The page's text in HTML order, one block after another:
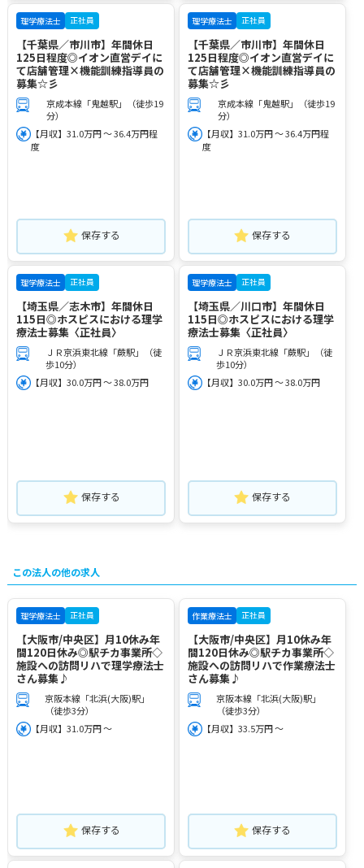
理学療法士 正社員
【千葉県／市川市】年間休日
125日程度◎イオン直営デイに
て店舗管理×機能訓練指導員の
募集☆彡
京成本線「鬼越駅」（徒歩19
分）
【月収】31.0万円 ～ 36.4万円程
度
保存する
理学療法士 正社員
【千葉県／市川市】年間休日
125日程度◎イオン直営デイに
て店舗管理×機能訓練指導員の
募集☆彡
京成本線「鬼越駅」（徒歩19
分）
【月収】31.0万円 ～ 36.4万円程
度
保存する
理学療法士 正社員
【埼玉県／志木市】年間休日
115日◎ホスピスにおける理学
療法士募集〈正社員〉
ＪＲ京浜東北線「蕨駅」（徒
歩10分）
【月収】30.0万円 ～ 38.0万円
保存する
理学療法士 正社員
【埼玉県／川口市】年間休日
115日◎ホスピスにおける理学
療法士募集〈正社員〉
ＪＲ京浜東北線「蕨駅」（徒
歩10分）
【月収】30.0万円 ～ 38.0万円
保存する
この法人の他の求人
理学療法士 正社員
【大阪市/中央区】月10休み年
間120日休み◎駅チカ事業所◇
施設への訪問リハで理学療法士
さん募集♪
京阪本線「北浜(大阪)駅」
（徒歩3分）
【月収】31.0万円 ～
保存する
作業療法士 正社員
【大阪市/中央区】月10休み年
間120日休み◎駅チカ事業所◇
施設への訪問リハで作業療法士
さん募集♪
京阪本線「北浜(大阪)駅」
（徒歩3分）
【月収】33.5万円 ～
保存する